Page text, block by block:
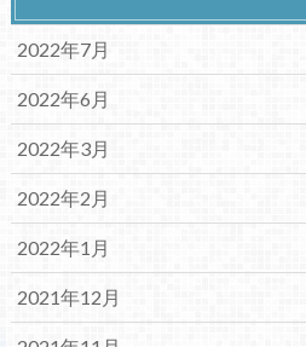
2022年7月
2022年6月
2022年3月
2022年2月
2022年1月
2021年12月